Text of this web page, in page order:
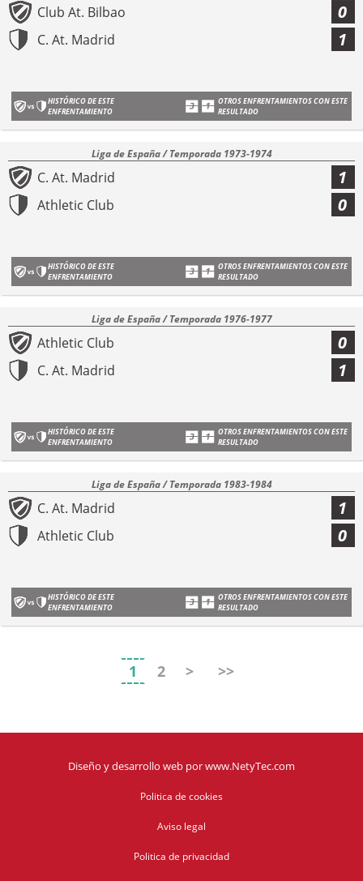
Club At. Bilbao 0
C. At. Madrid 1
HISTÓRICO DE ESTE
ENFRENTAMIENTO
OTROS ENFRENTAMIENTOS CON ESTE
RESULTADO
Liga de España / Temporada 1973-1974
C. At. Madrid 1
Athletic Club 0
HISTÓRICO DE ESTE
ENFRENTAMIENTO
OTROS ENFRENTAMIENTOS CON ESTE
RESULTADO
Liga de España / Temporada 1976-1977
Athletic Club 0
C. At. Madrid 1
HISTÓRICO DE ESTE
ENFRENTAMIENTO
OTROS ENFRENTAMIENTOS CON ESTE
RESULTADO
Liga de España / Temporada 1983-1984
C. At. Madrid 1
Athletic Club 0
HISTÓRICO DE ESTE
ENFRENTAMIENTO
OTROS ENFRENTAMIENTOS CON ESTE
RESULTADO
1 2 > >>
Diseño y desarrollo web porwww.NetyTec.com
Politica de cookies
Aviso legal
Politica de privacidad